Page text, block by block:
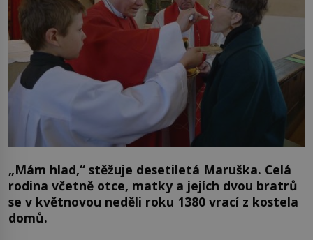
„Mám hlad,“ stěžuje desetiletá Maruška. Celá
rodina včetně otce, matky a jejích dvou bratrů
se v květnovou neděli roku 1380 vrací z kostela
domů.